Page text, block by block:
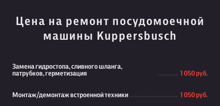
Цена на ремонт посудомоечной
машины Kuppersbusch
Замена гидростопа, сливного шланга,
патрубков, герметизация
1 050 руб.
Монтаж/демонтаж встроенной техники 1 050 руб.